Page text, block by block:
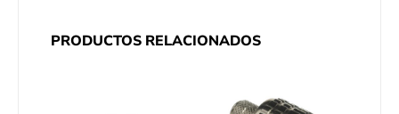
PRODUCTOS RELACIONADOS